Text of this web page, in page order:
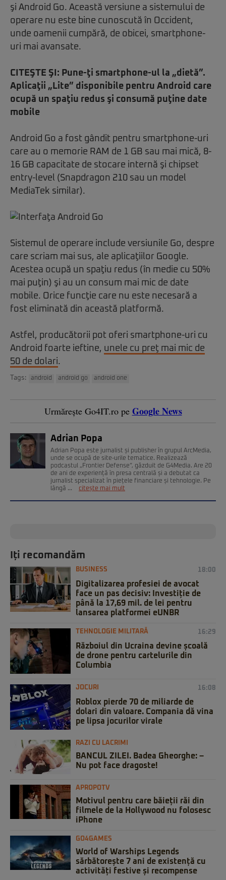
şi Android Go. Această versiune a sistemului de
operare nu este bine cunoscută în Occident,
unde oamenii cumpără, de obicei, smartphone-
uri mai avansate.
CITEŞTE ŞI: Pune-ţi smartphone-ul la „dietă”.
Aplicaţii „Lite” disponibile pentru Android care
ocupă un spaţiu redus şi consumă puţine date
mobile
Android Go a fost gândit pentru smartphone-uri
care au o memorie RAM de 1 GB sau mai mică, 8-
16 GB capacitate de stocare internă şi chipset
entry-level (Snapdragon 210 sau un model
MediaTek similar).
Sistemul de operare include versiunile Go, despre
care scriam mai sus, ale aplicaţiilor Google.
Acestea ocupă un spaţiu redus (în medie cu 50%
mai puţin) şi au un consum mai mic de date
mobile. Orice funcţie care nu este necesară a
fost eliminată din această platformă.
Astfel, producătorii pot oferi smartphone-uri cu
Android foarte ieftine, unele cu preţ mai mic de
50 de dolari.
Tags: android android go android one
Urmărește Go4IT.ro pe Google News
Adrian Popa
Adrian Popa este jurnalist și publisher în grupul ArcMedia,
unde se ocupă de site-urile tematice. Realizează
podcastul „Frontier Defense”, găzduit de G4Media. Are 20
de ani de experiență în presa centrală și a debutat ca
jurnalist specializat în piețele financiare și tehnologie. Pe
lângă ...
citește mai mult
Iți recomandăm
BUSINESS 18:00
Digitalizarea profesiei de avocat
face un pas decisiv: Investiție de
până la 17,69 mil. de lei pentru
lansarea platformei eUNBR
TEHNOLOGIE MILITARĂ 16:29
Războiul din Ucraina devine școală
de drone pentru cartelurile din
Columbia
JOCURI 16:08
Roblox pierde 70 de miliarde de
dolari din valoare. Compania dă vina
pe lipsa jocurilor virale
RAZI CU LACRIMI
BANCUL ZILEI. Badea Gheorghe: –
Nu pot face dragoste!
APROPOTV
Motivul pentru care băieții răi din
filmele de la Hollywood nu folosesc
iPhone
GO4GAMES
World of Warships Legends
sărbătorește 7 ani de existență cu
activități festive și recompense